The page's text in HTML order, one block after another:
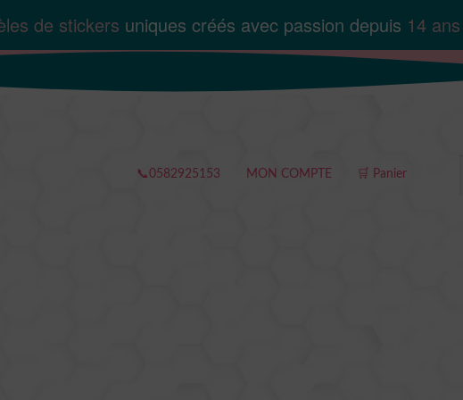
de stickers uniques créés avec passion depuis 14 ans
📞0582925153 MON COMPTE 🛒 Panier